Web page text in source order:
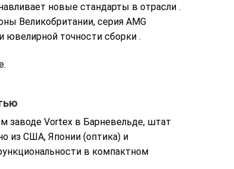
новые стандарты в отрасли .
Великобритании, серия AMG
ювелирной точности сборки .
заводе Vortex в Барневельде, штат
из США, Японии (оптика) и
в компактном